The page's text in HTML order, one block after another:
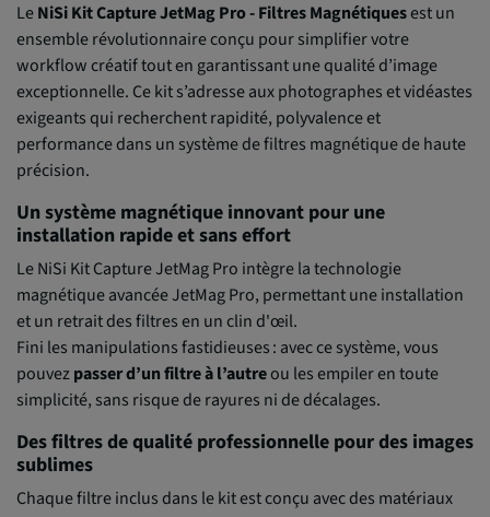
LeNiSi Kit Capture JetMag Pro - Filtres Magnétiquesest un
ensemble révolutionnaire conçu pour simplifier votre
workflow créatif tout en garantissant une qualité d’image
exceptionnelle. Ce kit s’adresse aux photographes et vidéastes
exigeants qui recherchent rapidité, polyvalence et
performance dans un système de filtres magnétique de haute
précision.
Un système magnétique innovant pour une
installation rapide et sans effort
Le NiSi Kit Capture JetMag Pro intègre la technologie
magnétique avancée JetMag Pro, permettant une installation
et un retrait des filtres en un clin d'œil.
Fini les manipulations fastidieuses : avec ce système, vous
pouvezpasser d’un filtre à l’autreou les empiler en toute
simplicité, sans risque de rayures ni de décalages.
Des filtres de qualité professionnelle pour des images
sublimes
Chaque filtre inclus dans le kit est conçu avec des matériaux